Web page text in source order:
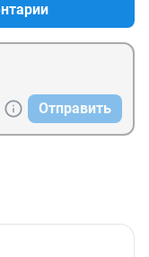
Отправить